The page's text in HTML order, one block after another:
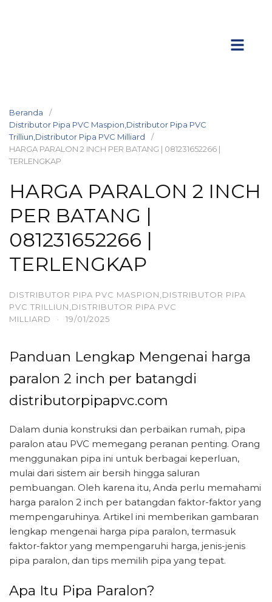
Beranda
Distributor Pipa PVC Maspion,Distributor Pipa PVC
Trilliun,Distributor Pipa PVC Milliard
HARGA PARALON 2 INCH PER BATANG | 081231652266 |
TERLENGKAP
HARGA PARALON 2 INCH
PER BATANG |
081231652266 |
TERLENGKAP
DISTRIBUTOR PIPA PVC MASPION,DISTRIBUTOR PIPA
PVC TRILLIUN,DISTRIBUTOR PIPA PVC
MILLIARD
· 19/01/2025
Panduan Lengkap Mengenai harga
paralon 2 inch per batangdi
distributorpipapvc.com
Dalam dunia konstruksi dan perbaikan rumah, pipa
paralon atau PVC memegang peranan penting. Orang
menggunakan pipa ini untuk berbagai keperluan,
mulai dari sistem air bersih hingga saluran
pembuangan. Oleh karena itu, Anda perlu memahami
harga paralon 2 inch per batangdan faktor-faktor yang
mempengaruhinya. Artikel ini memberikan gambaran
lengkap mengenai harga pipa paralon, termasuk
faktor-faktor yang mempengaruhi harga, jenis-jenis
pipa paralon, dan tips memilih pipa yang tepat.
Apa Itu Pipa Paralon?